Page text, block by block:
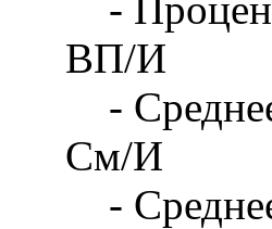
ВП/И
-
См/И
-